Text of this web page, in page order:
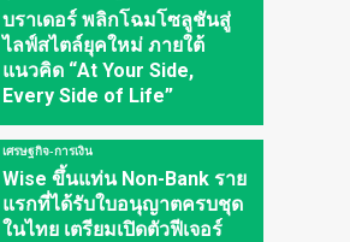
บราเดอร์ พลิกโฉมโซลูชันสู่
ไลฟ์สไตล์ยุคใหม่ ภายใต้
แนวคิด “At Your Side,
Every Side of Life”
เศรษฐกิจ-การเงิน
Wise ขึ้นแท่น Non-Bank ราย
แรกที่ได้รับใบอนุญาตครบชุด
ในไทย เตรียมเปิดตัวฟีเจอร์